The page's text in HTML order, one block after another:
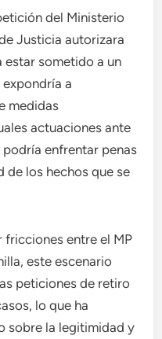
del Ministerio
Justicia autorizara
estar sometido a un
a
medidas
actuaciones ante
enfrentar penas
de los hechos que se
fricciones entre el MP
este escenario
peticiones de retiro
lo que ha
sobre la legitimidad y